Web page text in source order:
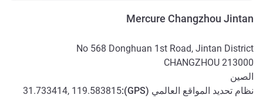
Mercure Changzhou Jintan
No 568 Donghuan 1st Road, Jintan District
213000
CHANGZHOU
الصين
نظام تحديد المواقع العالمي (GPS
):
31.733414, 119.583815